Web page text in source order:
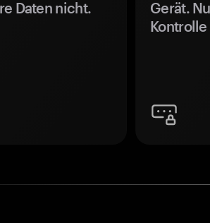
Daten nicht.
Gerät.